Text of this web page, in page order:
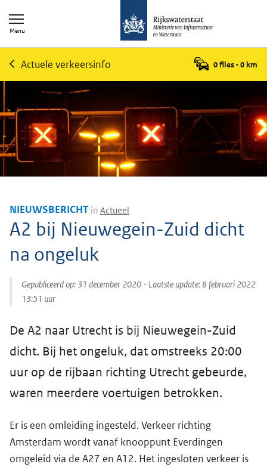
Menu
Actuele verkeersinfo 0 files•0 km
NIEUWSBERICHT in Actueel
A2 bij Nieuwegein-Zuid dicht
na ongeluk
Gepubliceerd op: 31 december 2020 - Laatste update:8 februari 2022
13:51 uur
De A2 naar Utrecht is bij Nieuwegein-Zuid
dicht. Bij het ongeluk, dat omstreeks 20:00
uur op de rijbaan richting Utrecht gebeurde,
waren meerdere voertuigen betrokken.
Er is een omleiding ingesteld. Verkeer richting
Amsterdam wordt vanaf knooppunt Everdingen
omgeleid via de A27 en A12. Het ingesloten verkeer is